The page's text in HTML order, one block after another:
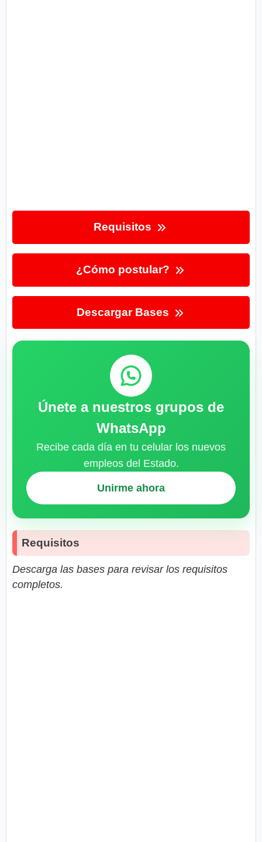
Requisitos
¿Cómo postular?
Descargar Bases
Únete a nuestros grupos de
WhatsApp
Recibe cada día en tu celular los nuevos
empleos del Estado.
Unirme ahora
Requisitos
Descarga las bases para revisar los requisitos
completos.